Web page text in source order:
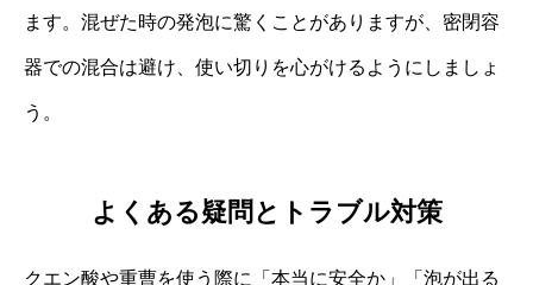
ます。混ぜた時の発泡に驚くことがありますが、密閉容
器での混合は避け、使い切りを心がけるようにしましょ
う。
よくある疑問とトラブル対策
クエン酸や重曹を使う際に「本当に安全か」「泡が出る